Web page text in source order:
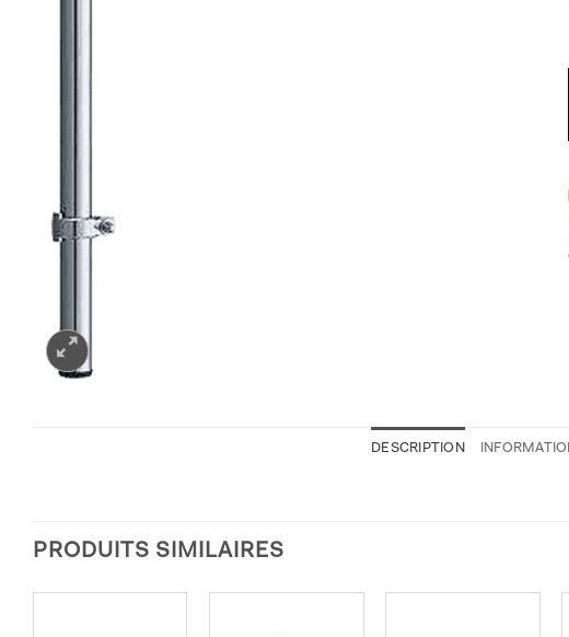
DESCRIPTION
PRODUITS SIMILAIRES